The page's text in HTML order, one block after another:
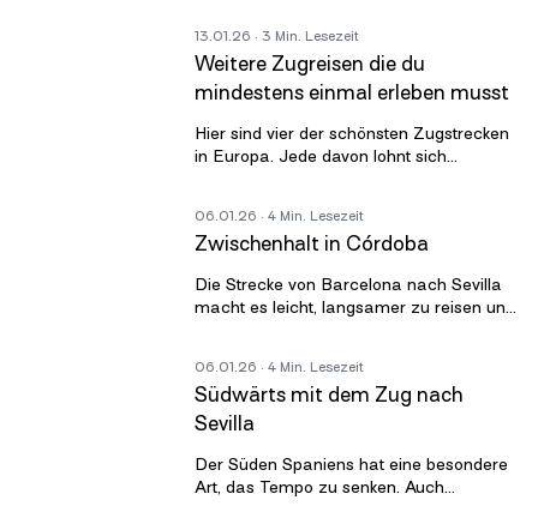
13.01.26 · 3 Min. Lesezeit
Weitere Zugreisen die du
mindestens einmal erleben musst
Hier sind vier der schönsten Zugstrecken
in Europa. Jede davon lohnt sich
Landsch
06.01.26 · 4 Min. Lesezeit
Zwischenhalt in Córdoba
Die Strecke von Barcelona nach Sevilla
macht es leicht, langsamer zu reisen und
06.01.26 · 4 Min. Lesezeit
Südwärts mit dem Zug nach
Sevilla
Der Süden Spaniens hat eine besondere
Art, das Tempo zu senken. Auch